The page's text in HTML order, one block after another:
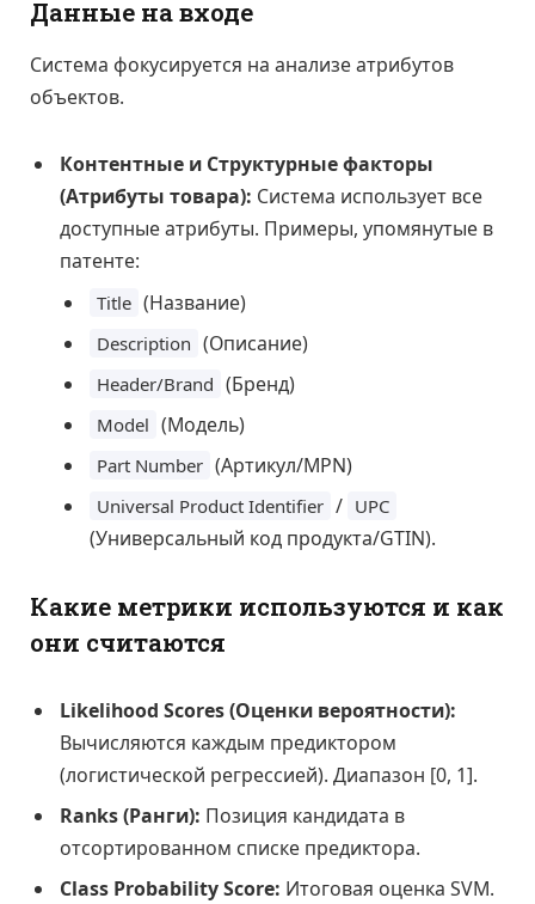
Данные на входе
Система фокусируется на анализе атрибутов
объектов.
Контентные и Структурные факторы
(Атрибуты товара): Система использует все
доступные атрибуты. Примеры, упомянутые в
патенте:
Title (Название)
Description (Описание)
Header/Brand (Бренд)
Model (Модель)
Part Number (Артикул/MPN)
Universal Product Identifier / UPC
(Универсальный код продукта/GTIN).
Какие метрики используются и как
они считаются
Likelihood Scores (Оценки вероятности):
Вычисляются каждым предиктором
(логистической регрессией). Диапазон [0, 1].
Ranks (Ранги): Позиция кандидата в
отсортированном списке предиктора.
Class Probability Score: Итоговая оценка SVM.